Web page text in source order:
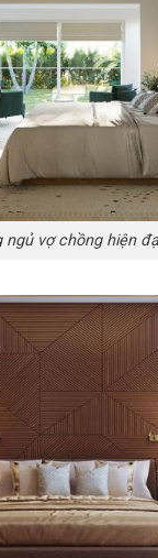
ngủ vợ chồng hiện